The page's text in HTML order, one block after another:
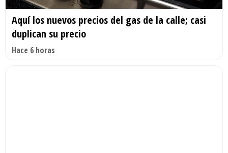
Aquí los nuevos precios del gas de la calle; casi
duplican su precio
Hace 6 horas